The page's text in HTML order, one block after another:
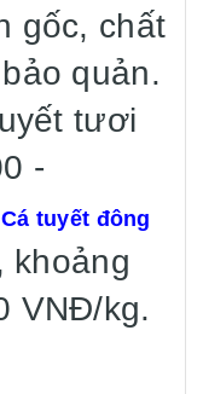
gốc, chất
quản.
tươi
-
Cá tuyết đông
khoảng
VNĐ/kg.